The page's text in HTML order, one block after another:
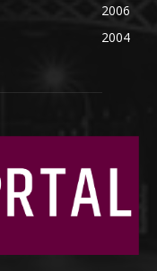
2006
2004